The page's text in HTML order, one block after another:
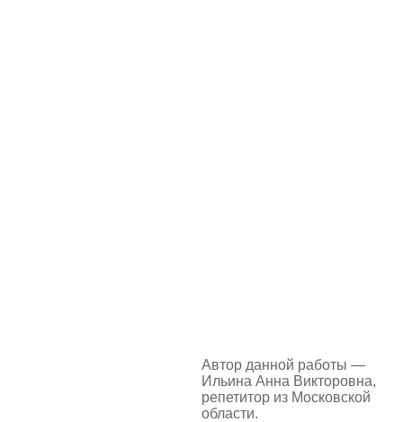
Автор данной работы —
Ильина Анна Викторовна,
репетитор из Московской
области.